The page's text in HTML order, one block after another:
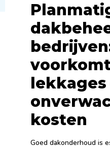
lekkages
kosten
Goed dakonderhoud is